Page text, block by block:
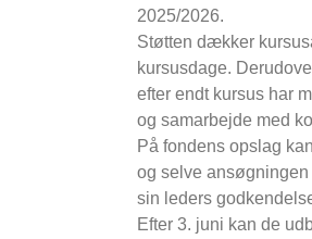
2025/2026.
Støtten dækker
kursusdage.
efter endt kursus har
og samarbejde med
På fondens opslag
og selve ansøgningen
sin leders
Efter 3. juni kan de